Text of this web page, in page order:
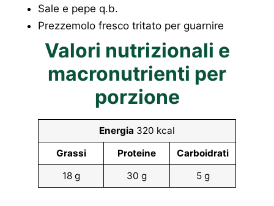
Sale e pepe q.b.
Prezzemolo fresco tritato per guarnire
Valori nutrizionali e
macronutrienti per
porzione
Energia 320 kcal
Grassi
Proteine
Carboidrati
18 g
30 g 5 g